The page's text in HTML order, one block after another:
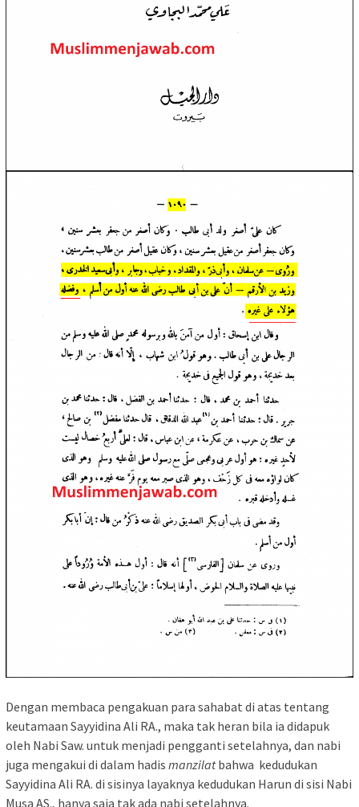
Dengan membaca pengakuan para sahabat di atas tentang
keutamaan Sayyidina Ali RA., maka tak heran bila ia didapuk
oleh Nabi Saw. untuk menjadi pengganti setelahnya, dan nabi
juga mengakui di dalam hadis manzilatbahwa kedudukan
Sayyidina Ali RA. di sisinya layaknya kedudukan Harun di sisi Nabi
Musa AS., hanya saja tak ada nabi setelahnya.